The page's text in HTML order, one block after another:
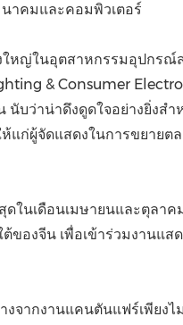
าคมและคอมพิวเตอร์
ใหญ่ในอุตสาหกรรมอุปกร
& Consumer
นับว่าน่าดึงดูดใจอย่างยิ่งส
ก่ผู้จัดแสดงในการขยายต
นเดือนเมษายนและตุลาค
ของจีน เพื่อเข้าร่วมงานแ
จากงานแคนตันแฟร์เพียง